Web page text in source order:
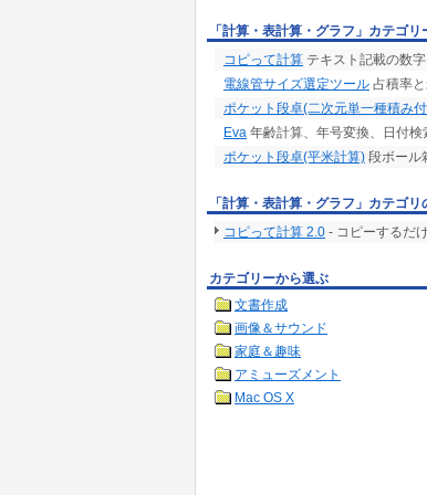
「計算・表計算・グラフ」カテゴ
コピって計算 テキスト記載の数
電線管サイズ選定ツール 占積率
ポケット段卓(二次元単一種積み
Eva 年齢計算、年号変換、日付
ポケット段卓(平米計算) 段ボール
「計算・表計算・グラフ」カテゴ
コピって計算 2.0 - コピーするだ
カテゴリーから選ぶ
文書作成
画像＆サウンド
家庭＆趣味
アミューズメント
Mac OS X